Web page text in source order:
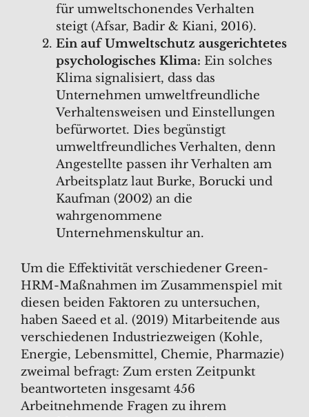
für umweltschonendes Verhalten
steigt (Afsar, Badir & Kiani, 2016).
Ein auf Umweltschutz ausgerichtetes
psychologisches Klima: Ein solches
Klima signalisiert, dass das
Unternehmen umweltfreundliche
Verhaltensweisen und Einstellungen
befürwortet. Dies begünstigt
umweltfreundliches Verhalten, denn
Angestellte passen ihr Verhalten am
Arbeitsplatz laut Burke, Borucki und
Kaufman (2002) an die
wahrgenommene
Unternehmenskultur an.
Um die Effektivität verschiedener Green-
HRM-Maßnahmen im Zusammenspiel mit
diesen beiden Faktoren zu untersuchen,
haben Saeed et al. (2019) Mitarbeitende aus
verschiedenen Industriezweigen (Kohle,
Energie, Lebensmittel, Chemie, Pharmazie)
zweimal befragt: Zum ersten Zeitpunkt
beantworteten insgesamt 456
Arbeitnehmende Fragen zu ihrem